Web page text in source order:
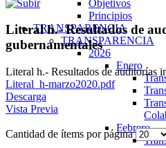
Objetivos
Principios
TRANSPARENCIA
TRANSPARENCIA
2026
Enero
Febrero
Literal h.- Resultados de
gubernamentales
Literal h.- Resultados de auditorías
Literal_h-marzo2020.pdf
Descarga
Vista Previa
Cantidad de ítems por página